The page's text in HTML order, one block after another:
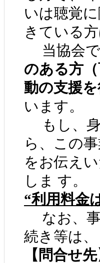
いは聴覚
きている
当協会で
のある方
動の支援
います。
もし、身
ら、この
をお伝え
しま す。
“利用料金
なお、事
続き等は
【問合せ先